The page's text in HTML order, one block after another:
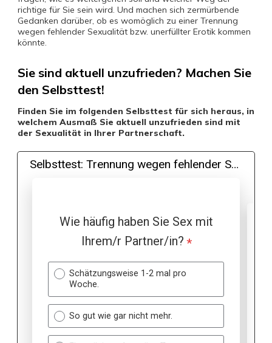
richtige für Sie sein wird. Und machen sich zermürbende
Gedanken darüber, ob es womöglich zu einer Trennung
wegen fehlender Sexualität bzw. unerfüllter Erotik kommen
könnte.
Sie sind aktuell unzufrieden? Machen Sie
den Selbsttest!
Finden Sie im folgenden Selbsttest für sich heraus, in
welchem Ausmaß Sie aktuell unzufrieden sind mit
der Sexualität in Ihrer Partnerschaft.